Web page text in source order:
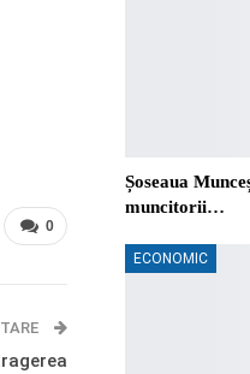
0
Șoseaua
muncitorii…
ECONOMIC